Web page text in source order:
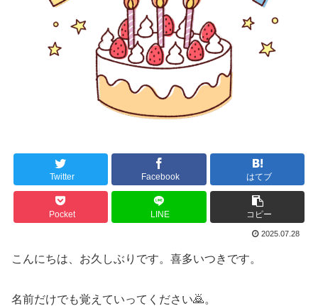
Twitter Facebook はてブ
Pocket LINE コピー
2025.07.28
こんにちは、お久しぶりです。喜多いつきです。
名前だけでも覚えていってください🙇。